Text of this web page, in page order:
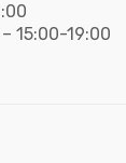
15:00-19:00